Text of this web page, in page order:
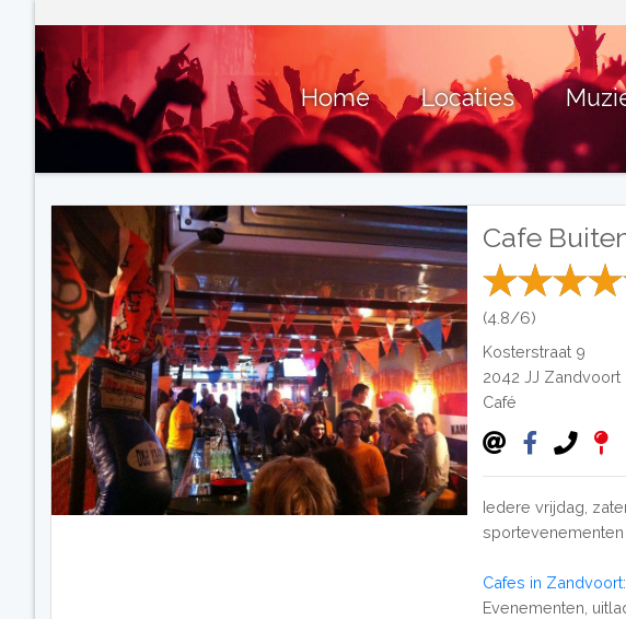
Home Locaties
Cafe
(4.8/6)
Kosterstraat 9
2042 JJ Zandvoort
Café
Iedere vrijdag,
Cafes in Zandvoort
Evenementen,